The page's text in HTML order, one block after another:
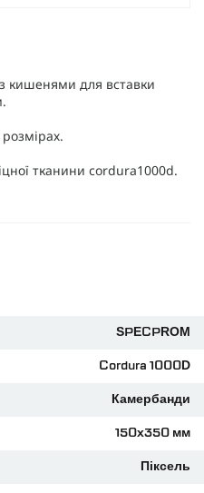
кишенями для вставки
тканини cordura1000d.
SPECPROM
Cordura 1000D
Камербанди
150х350 мм
Піксель